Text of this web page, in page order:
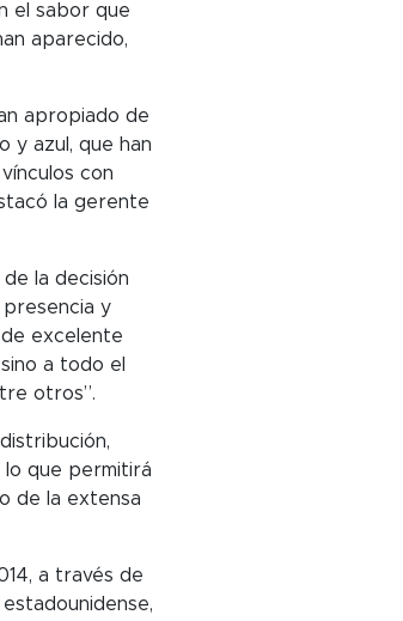
el sabor que
aparecido,
apropiado de
y azul, que han
con
la gerente
la decisión
y
excelente
a todo el
otros”.
lo que permitirá
de la extensa
a través de